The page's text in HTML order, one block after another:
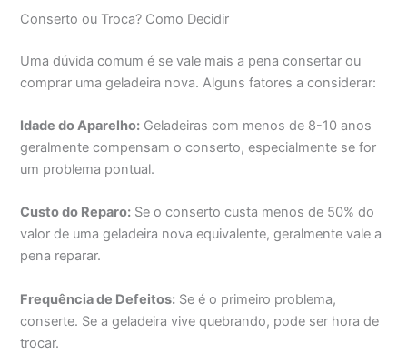
Conserto ou Troca? Como Decidir
Uma dúvida comum é se vale mais a pena consertar ou
comprar uma geladeira nova. Alguns fatores a considerar:
Idade do Aparelho: Geladeiras com menos de 8-10 anos
geralmente compensam o conserto, especialmente se for
um problema pontual.
Custo do Reparo: Se o conserto custa menos de 50% do
valor de uma geladeira nova equivalente, geralmente vale a
pena reparar.
Frequência de Defeitos: Se é o primeiro problema,
conserte. Se a geladeira vive quebrando, pode ser hora de
trocar.